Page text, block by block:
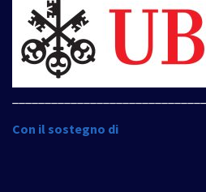
Con il sostegno di